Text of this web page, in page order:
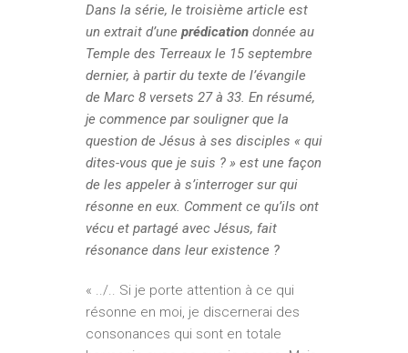
Dans la série, le troisième article est
un extrait d’une prédication donnée au
Temple des Terreaux le 15 septembre
dernier, à partir du texte de l’évangile
de Marc 8 versets 27 à 33. En résumé,
je commence par souligner que la
question de Jésus à ses disciples « qui
dites-vous que je suis ? » est une façon
de les appeler à s’interroger sur qui
résonne en eux. Comment ce qu’ils ont
vécu et partagé avec Jésus, fait
résonance dans leur existence ?
« ../.. Si je porte attention à ce qui
résonne en moi, je discernerai des
consonances qui sont en totale